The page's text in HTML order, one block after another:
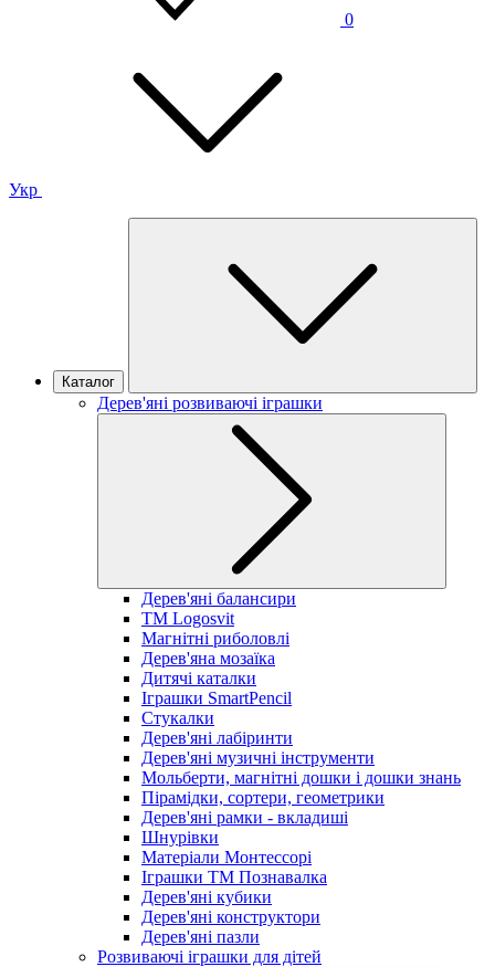
0
Укр
Каталог
Дерев'яні розвиваючі іграшки
Дерев'яні балансири
TM Logosvit
Магнітні риболовлі
Дерев'яна мозаїка
Дитячі каталки
Іграшки SmartPencil
Стукалки
Дерев'яні лабіринти
Дерев'яні музичні інструменти
Мольберти, магнітні дошки і дошки знань
Пірамідки, сортери, геометрики
Дерев'яні рамки - вкладиші
Шнурівки
Матеріали Монтессорі
Іграшки ТМ Познавалка
Дерев'яні кубики
Дерев'яні конструктори
Дерев'яні пазли
Розвиваючі іграшки для дітей